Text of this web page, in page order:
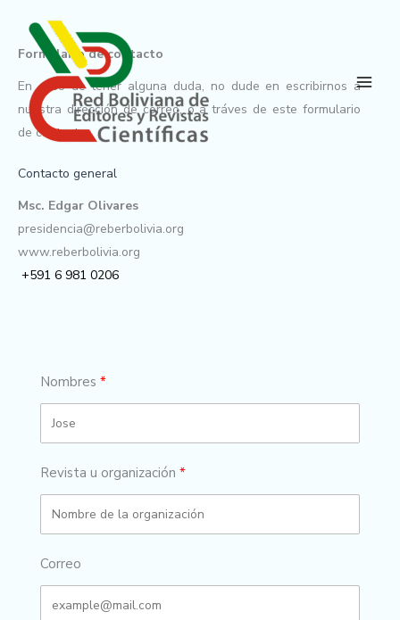
contenido
Main
Formulario de contacto
En caso de tener alguna duda, no dude en escribirnos a
nuestra dirección de correo, o a tráves de este formulario
de contacto
Contacto general
Msc. Edgar Olivares
presidencia@reberbolivia.org
www.reberbolivia.org
+591 6 981 0206
Nombres
Revista u organización
Correo